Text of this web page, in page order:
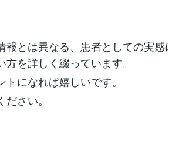
とは異なる、患者としての実感
を詳しく綴っています。
になれば嬉しいです。
さい。